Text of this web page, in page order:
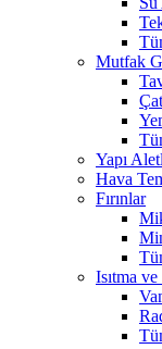
Mutfak
Yapı
Hava
Fırınlar
Isıtma